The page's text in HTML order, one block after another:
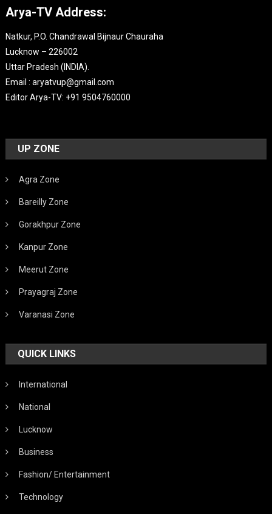
Arya-TV Address:
Natkur, P.O. Chandrawal Bijnaur Chauraha
Lucknow – 226002
Uttar Pradesh (INDIA).
Email : aryatvup@gmail.com
Editor Arya-TV: +91 9504760000
UP ZONE
Agra Zone
Bareilly Zone
Gorakhpur Zone
Kanpur Zone
Meerut Zone
Prayagraj Zone
Varanasi Zone
QUICK LINKS
International
National
Lucknow
Business
Fashion/ Entertainment
Technology